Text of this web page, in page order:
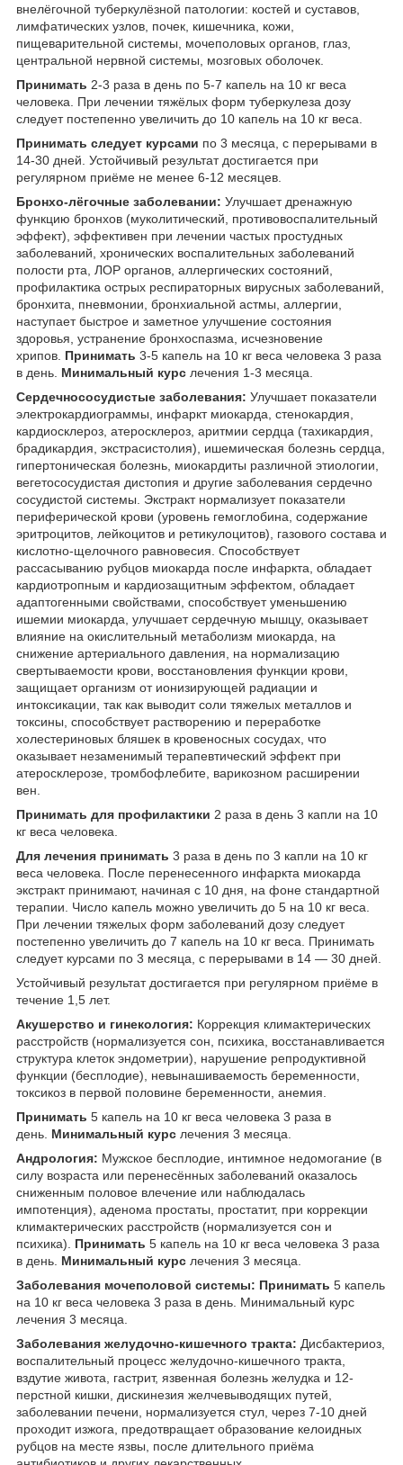
внелёгочной туберкулёзной патологии: костей и суставов,
лимфатических узлов, почек, кишечника, кожи,
пищеварительной системы, мочеполовых органов, глаз,
центральной нервной системы, мозговых оболочек.
Принимать 2-3 раза в день по 5-7 капель на 10 кг веса
человека. При лечении тяжёлых форм туберкулеза дозу
следует постепенно увеличить до 10 капель на 10 кг веса.
Принимать следует курсами по 3 месяца, с перерывами в
14-30 дней. Устойчивый результат достигается при
регулярном приёме не менее 6-12 месяцев.
Бронхо-лёгочные заболевании: Улучшает дренажную
функцию бронхов (муколитический, противовоспалительный
эффект), эффективен при лечении частых простудных
заболеваний, хронических воспалительных заболеваний
полости рта, ЛОР органов, аллергических состояний,
профилактика острых респираторных вирусных заболеваний,
бронхита, пневмонии, бронхиальной астмы, аллергии,
наступает быстрое и заметное улучшение состояния
здоровья, устранение бронхоспазма, исчезновение
хрипов. Принимать 3-5 капель на 10 кг веса человека 3 раза
в день. Минимальный курс лечения 1-3 месяца.
Сердечнососудистые заболевания: Улучшает показатели
электрокардиограммы, инфаркт миокарда, стенокардия,
кардиосклероз, атеросклероз, аритмии сердца (тахикардия,
брадикардия, экстрасистолия), ишемическая болезнь сердца,
гипертоническая болезнь, миокардиты различной этиологии,
вегетососудистая дистопия и другие заболевания сердечно
сосудистой системы. Экстракт нормализует показатели
периферической крови (уровень гемоглобина, содержание
эритроцитов, лейкоцитов и ретикулоцитов), газового состава и
кислотно-щелочного равновесия. Способствует
рассасыванию рубцов миокарда после инфаркта, обладает
кардиотропным и кардиозащитным эффектом, обладает
адаптогенными свойствами, способствует уменьшению
ишемии миокарда, улучшает сердечную мышцу, оказывает
влияние на окислительный метаболизм миокарда, на
снижение артериального давления, на нормализацию
свертываемости крови, восстановления функции крови,
защищает организм от ионизирующей радиации и
интоксикации, так как выводит соли тяжелых металлов и
токсины, способствует растворению и переработке
холестериновых бляшек в кровеносных сосудах, что
оказывает незаменимый терапевтический эффект при
атеросклерозе, тромбофлебите, варикозном расширении
вен.
Принимать для профилактики 2 раза в день 3 капли на 10
кг веса человека.
Для лечения принимать 3 раза в день по 3 капли на 10 кг
веса человека. После перенесенного инфаркта миокарда
экстракт принимают, начиная с 10 дня, на фоне стандартной
терапии. Число капель можно увеличить до 5 на 10 кг веса.
При лечении тяжелых форм заболеваний дозу следует
постепенно увеличить до 7 капель на 10 кг веса. Принимать
следует курсами по 3 месяца, с перерывами в 14 — 30 дней.
Устойчивый результат достигается при регулярном приёме в
течение 1,5 лет.
Акушерство и гинекология: Коррекция климактерических
расстройств (нормализуется сон, психика, восстанавливается
структура клеток эндометрии), нарушение репродуктивной
функции (бесплодие), невынашиваемость беременности,
токсикоз в первой половине беременности, анемия.
Принимать 5 капель на 10 кг веса человека 3 раза в
день. Минимальный курс лечения 3 месяца.
Андрология: Мужское бесплодие, интимное недомогание (в
силу возраста или перенесённых заболеваний оказалось
сниженным половое влечение или наблюдалась
импотенция), аденома простаты, простатит, при коррекции
климактерических расстройств (нормализуется сон и
психика). Принимать 5 капель на 10 кг веса человека 3 раза
в день. Минимальный курс лечения 3 месяца.
Заболевания мочеполовой системы: Принимать 5 капель
на 10 кг веса человека 3 раза в день. Минимальный курс
лечения 3 месяца.
Заболевания желудочно-кишечного тракта: Дисбактериоз,
воспалительный процесс желудочно-кишечного тракта,
вздутие живота, гастрит, язвенная болезнь желудка и 12-
перстной кишки, дискинезия желчевыводящих путей,
заболевании печени, нормализуется стул, через 7-10 дней
проходит изжога, предотвращает образование келоидных
рубцов на месте язвы, после длительного приёма